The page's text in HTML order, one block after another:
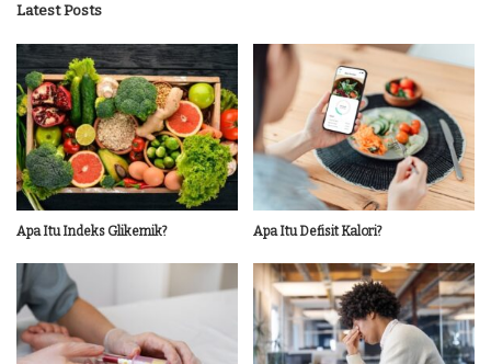
Latest Posts
Apa Itu Indeks Glikemik? Apa Itu Defisit Kalori?